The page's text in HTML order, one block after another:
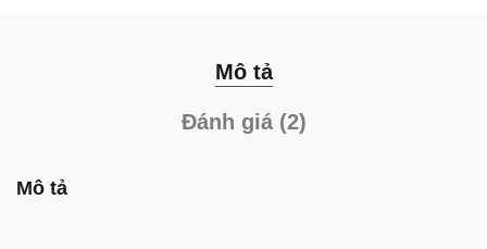
Mô tả
Đánh giá (2)
Mô tả